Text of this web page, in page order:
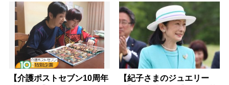
【介護ポストセブン10周年
【紀子さまのジュエリー